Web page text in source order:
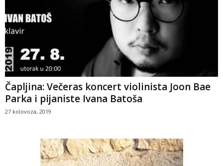
Čapljina: Večeras koncert violinista Joon Bae
Parka i pijaniste Ivana Batoša
27 kolovoza, 2019